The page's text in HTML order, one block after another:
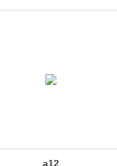
a12